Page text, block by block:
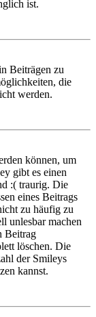
ist.
Beiträgen zu
die
werden.
können, um
gibt es einen
:( traurig. Die
eines Beitrags
zu häufig zu
unlesbar machen
Beitrag
löschen. Die
der Smileys
kannst.